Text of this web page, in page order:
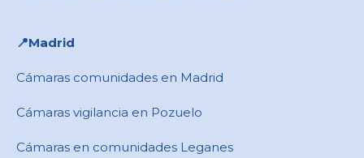
📍​Madrid
Cámaras comunidades en Madrid
Cámaras vigilancia en Pozuelo
Cámaras en comunidades Leganes